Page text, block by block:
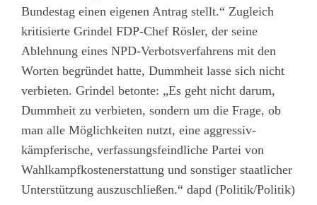
Bundestag einen eigenen Antrag stellt.“ Zugleich
kritisierte Grindel FDP-Chef Rösler, der seine
Ablehnung eines NPD-Verbotsverfahrens mit den
Worten begründet hatte, Dummheit lasse sich nicht
verbieten. Grindel betonte: „Es geht nicht darum,
Dummheit zu verbieten, sondern um die Frage, ob
man alle Möglichkeiten nutzt, eine aggressiv-
kämpferische, verfassungsfeindliche Partei von
Wahlkampfkostenerstattung und sonstiger staatlicher
Unterstützung auszuschließen.“ dapd (Politik/Politik)